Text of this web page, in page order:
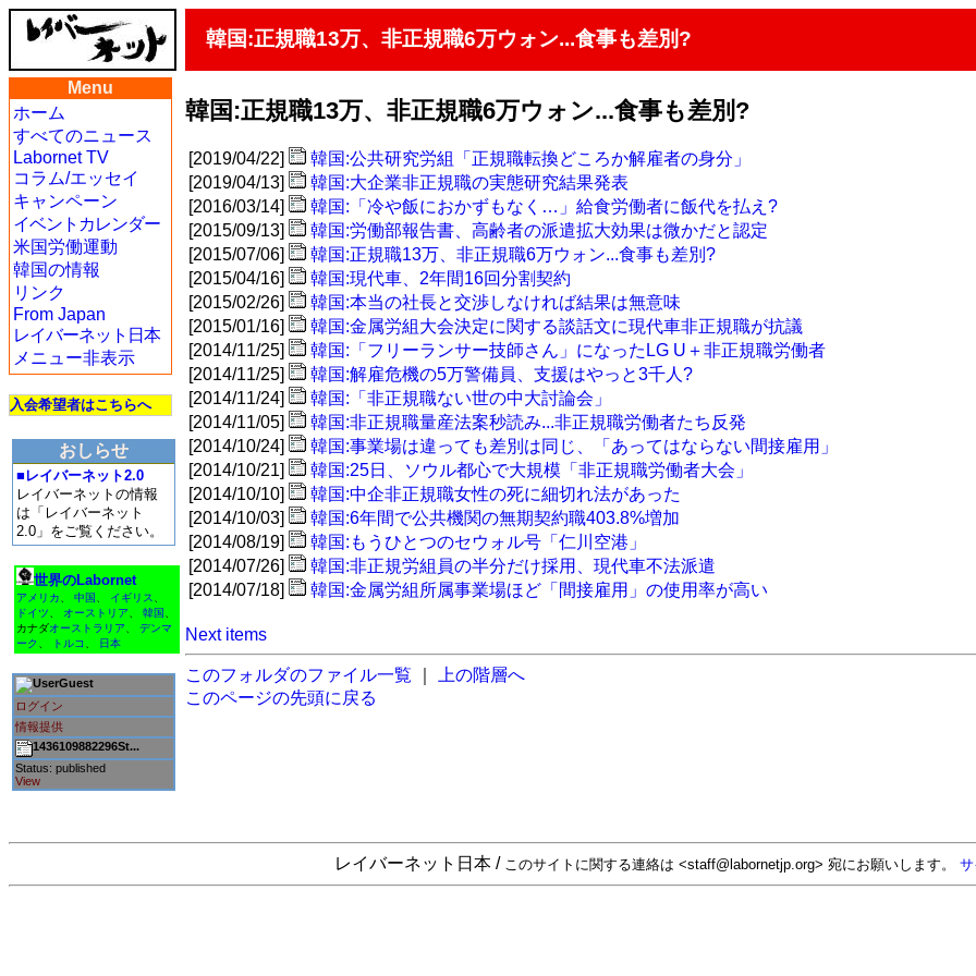
韓国:正規職13万、非正規職6万ウォン...食事も差別?
Menu
ホーム
すべてのニュース
Labornet TV
コラム/エッセイ
キャンペーン
イベントカレンダー
米国労働運動
韓国の情報
リンク
From Japan
レイバーネット日本
メニュー非表示
入会希望者はこちらへ
おしらせ
■レイバーネット2.0
レイバーネットの情報
は「レイバーネット
2.0」をご覧ください。
世界のLabornet
アメリカ 中国 イギリス
ドイツ
オーストリア 韓国
カナダオーストラリア
デンマ
ーク
トルコ 日本
Guest
ログイン
情報提供
1436109882296St...
Status: published
View
韓国:正規職13万、非正規職6万ウォン...食事も差別?
[2019/04/22]
韓国:公共研究労組「正規職転換どころか解雇者の身分」
[2019/04/13]
韓国:大企業非正規職の実態研究結果発表
[2016/03/14]
韓国:「冷や飯におかずもなく…」給食労働者に飯代を払え?
[2015/09/13]
韓国:労働部報告書、高齢者の派遣拡大効果は微かだと認定
[2015/07/06]
韓国:正規職13万、非正規職6万ウォン...食事も差別?
[2015/04/16]
韓国:現代車、2年間16回分割契約
[2015/02/26]
韓国:本当の社長と交渉しなければ結果は無意味
[2015/01/16]
韓国:金属労組大会決定に関する談話文に現代車非正規職が抗議
[2014/11/25]
韓国:「フリーランサー技師さん」になったLG U＋非正規職労働者
[2014/11/25]
韓国:解雇危機の5万警備員、支援はやっと3千人?
[2014/11/24]
韓国:「非正規職ない世の中大討論会」
[2014/11/05]
韓国:非正規職量産法案秒読み...非正規職労働者たち反発
[2014/10/24]
韓国:事業場は違っても差別は同じ、「あってはならない間接雇用」
[2014/10/21]
韓国:25日、ソウル都心で大規模「非正規職労働者大会」
[2014/10/10]
韓国:中企非正規職女性の死に細切れ法があった
[2014/10/03]
韓国:6年間で公共機関の無期契約職403.8%増加
[2014/08/19]
韓国:もうひとつのセウォル号「仁川空港」
[2014/07/26]
韓国:非正規労組員の半分だけ採用、現代車不法派遣
[2014/07/18]
韓国:金属労組所属事業場ほど「間接雇用」の使用率が高い
Next items
このフォルダのファイル一覧
上の階層へ
このページの先頭に戻る
レイバーネット日本 / このサイトに関する連絡は <staff@labornetjp.org> 宛にお願いします。